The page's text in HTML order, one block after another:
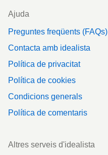
Ajuda
Preguntes freqüents (FAQs)
Contacta amb idealista
Política de privacitat
Política de cookies
Condicions generals
Política de comentaris
Altres serveis d'idealista